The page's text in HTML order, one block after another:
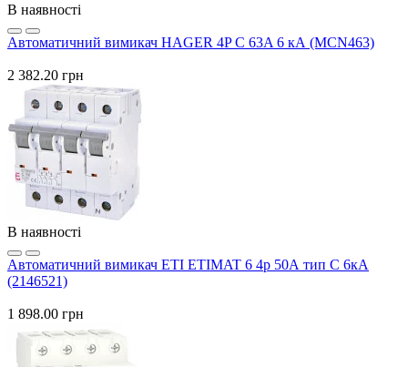
В наявності
Автоматичний вимикач HAGER 4P C 63A 6 кА (MCN463)
2 382.20 грн
В наявності
Автоматичний вимикач ETI ETIMAT 6 4p 50А тип C 6кА
(2146521)
1 898.00 грн